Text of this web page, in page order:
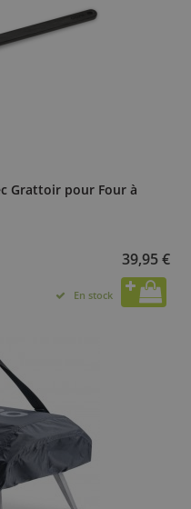
Grattoir pour Four à
39,95 €
En stock